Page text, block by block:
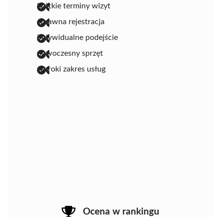
krótkie terminy wizyt
sprawna rejestracja
indywidualne podejście
nowoczesny sprzęt
szeroki zakres usług
Ocena w rankingu